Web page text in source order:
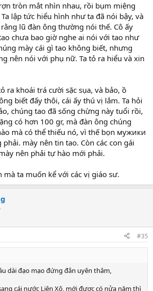
tròn mắt nhìn nhau, rồi bụm miệng
lập tức hiểu hình như ta đã nói bậy, và
lũ đàn ông thường nói thế. Cô ấy
chưa bao giờ nghe ai nói với tao như
mày cái gì tao không biết, nhưng
nên nói với phụ nữ. Ta tỏ ra hiểu và xin
ra khoái trá cười sặc sụa, và bảo, ồ
biết đấy thôi, cái ấy thú vị lắm. Ta hỏi
chúng tao đã sống chừng này tuổi rồi,
có hơn 100 gr, mà đàn ông chúng
mà có thể thiếu nó, vì thế bọn мужики
mày nên tin tao. Còn các con gái
nên phải tự hào mới phải.
mà ta muốn kể với các vị giáo sư.
#35
dài đạo mạo đứng đắn uyên thâm,
cái nước Liên Xô, mới được có nửa năm thì